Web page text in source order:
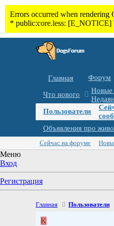
Главная Форум
Что нового
Новые
Пользователи
Объявления про
Сейчас на форуме
Меню
Вход
Регистрация
Главная Пользователи
K